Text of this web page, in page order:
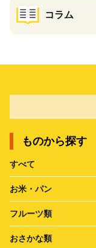
コラム
ものから探す
すべて
お米・パン
フルーツ類
おさかな類